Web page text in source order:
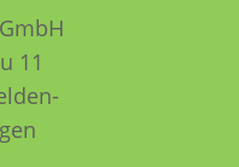
11